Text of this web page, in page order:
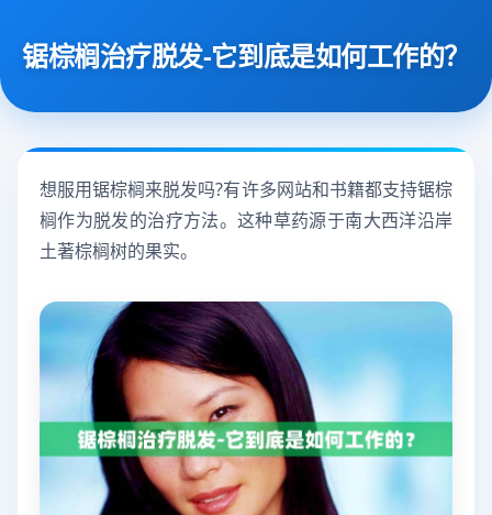
锯棕榈治疗脱发-它到底是如何工作的？
想服用锯棕榈来脱发吗?有许多网站和书籍都支持锯棕
榈作为脱发的治疗方法。这种草药源于南大西洋沿岸
土著棕榈树的果实。